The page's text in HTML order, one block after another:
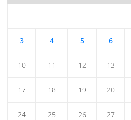
3 4 5 6
10 11 12 13
17 18 19 20
24 25 26 27